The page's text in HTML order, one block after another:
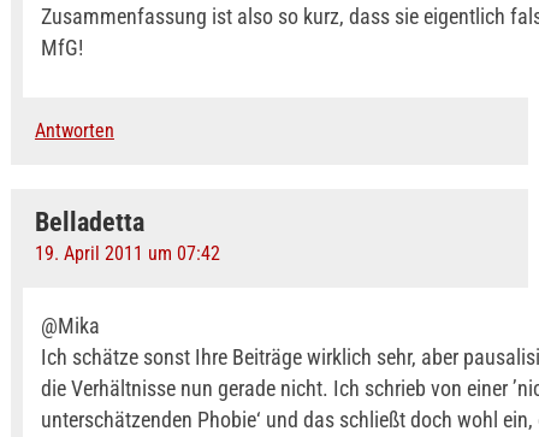
Zusammenfassung ist also so kurz, dass sie eigentlich
MfG!
Antworten
Belladetta
19. April 2011 um 07:42
@Mika
Ich schätze sonst Ihre Beiträge wirklich sehr, aber
die Verhältnisse nun gerade nicht. Ich schrieb von einer
unterschätzenden Phobie‘ und das schließt doch wohl